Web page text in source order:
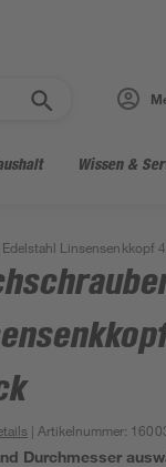
Wissen &
Linsensenkkopf
| Artikelnummer:
Durchmesser